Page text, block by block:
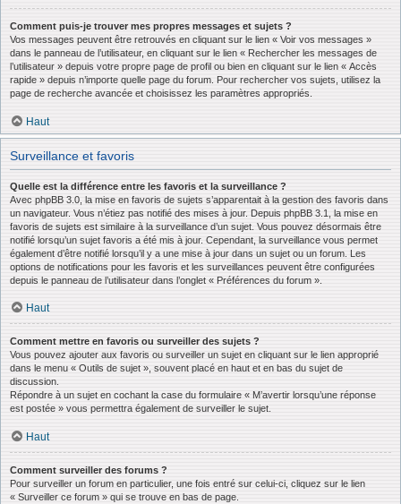
Comment puis-je trouver mes propres messages et sujets ?
Vos messages peuvent être retrouvés en cliquant sur le lien « Voir vos messages »
dans le panneau de l’utilisateur, en cliquant sur le lien « Rechercher les messages de
l’utilisateur » depuis votre propre page de profil ou bien en cliquant sur le lien « Accès
rapide » depuis n’importe quelle page du forum. Pour rechercher vos sujets, utilisez la
page de recherche avancée et choisissez les paramètres appropriés.
Haut
Surveillance et favoris
Quelle est la différence entre les favoris et la surveillance ?
Avec phpBB 3.0, la mise en favoris de sujets s’apparentait à la gestion des favoris dans
un navigateur. Vous n’étiez pas notifié des mises à jour. Depuis phpBB 3.1, la mise en
favoris de sujets est similaire à la surveillance d’un sujet. Vous pouvez désormais être
notifié lorsqu’un sujet favoris a été mis à jour. Cependant, la surveillance vous permet
également d’être notifié lorsqu’il y a une mise à jour dans un sujet ou un forum. Les
options de notifications pour les favoris et les surveillances peuvent être configurées
depuis le panneau de l’utilisateur dans l’onglet « Préférences du forum ».
Haut
Comment mettre en favoris ou surveiller des sujets ?
Vous pouvez ajouter aux favoris ou surveiller un sujet en cliquant sur le lien approprié
dans le menu « Outils de sujet », souvent placé en haut et en bas du sujet de
discussion.
Répondre à un sujet en cochant la case du formulaire « M’avertir lorsqu’une réponse
est postée » vous permettra également de surveiller le sujet.
Haut
Comment surveiller des forums ?
Pour surveiller un forum en particulier, une fois entré sur celui-ci, cliquez sur le lien
« Surveiller ce forum » qui se trouve en bas de page.